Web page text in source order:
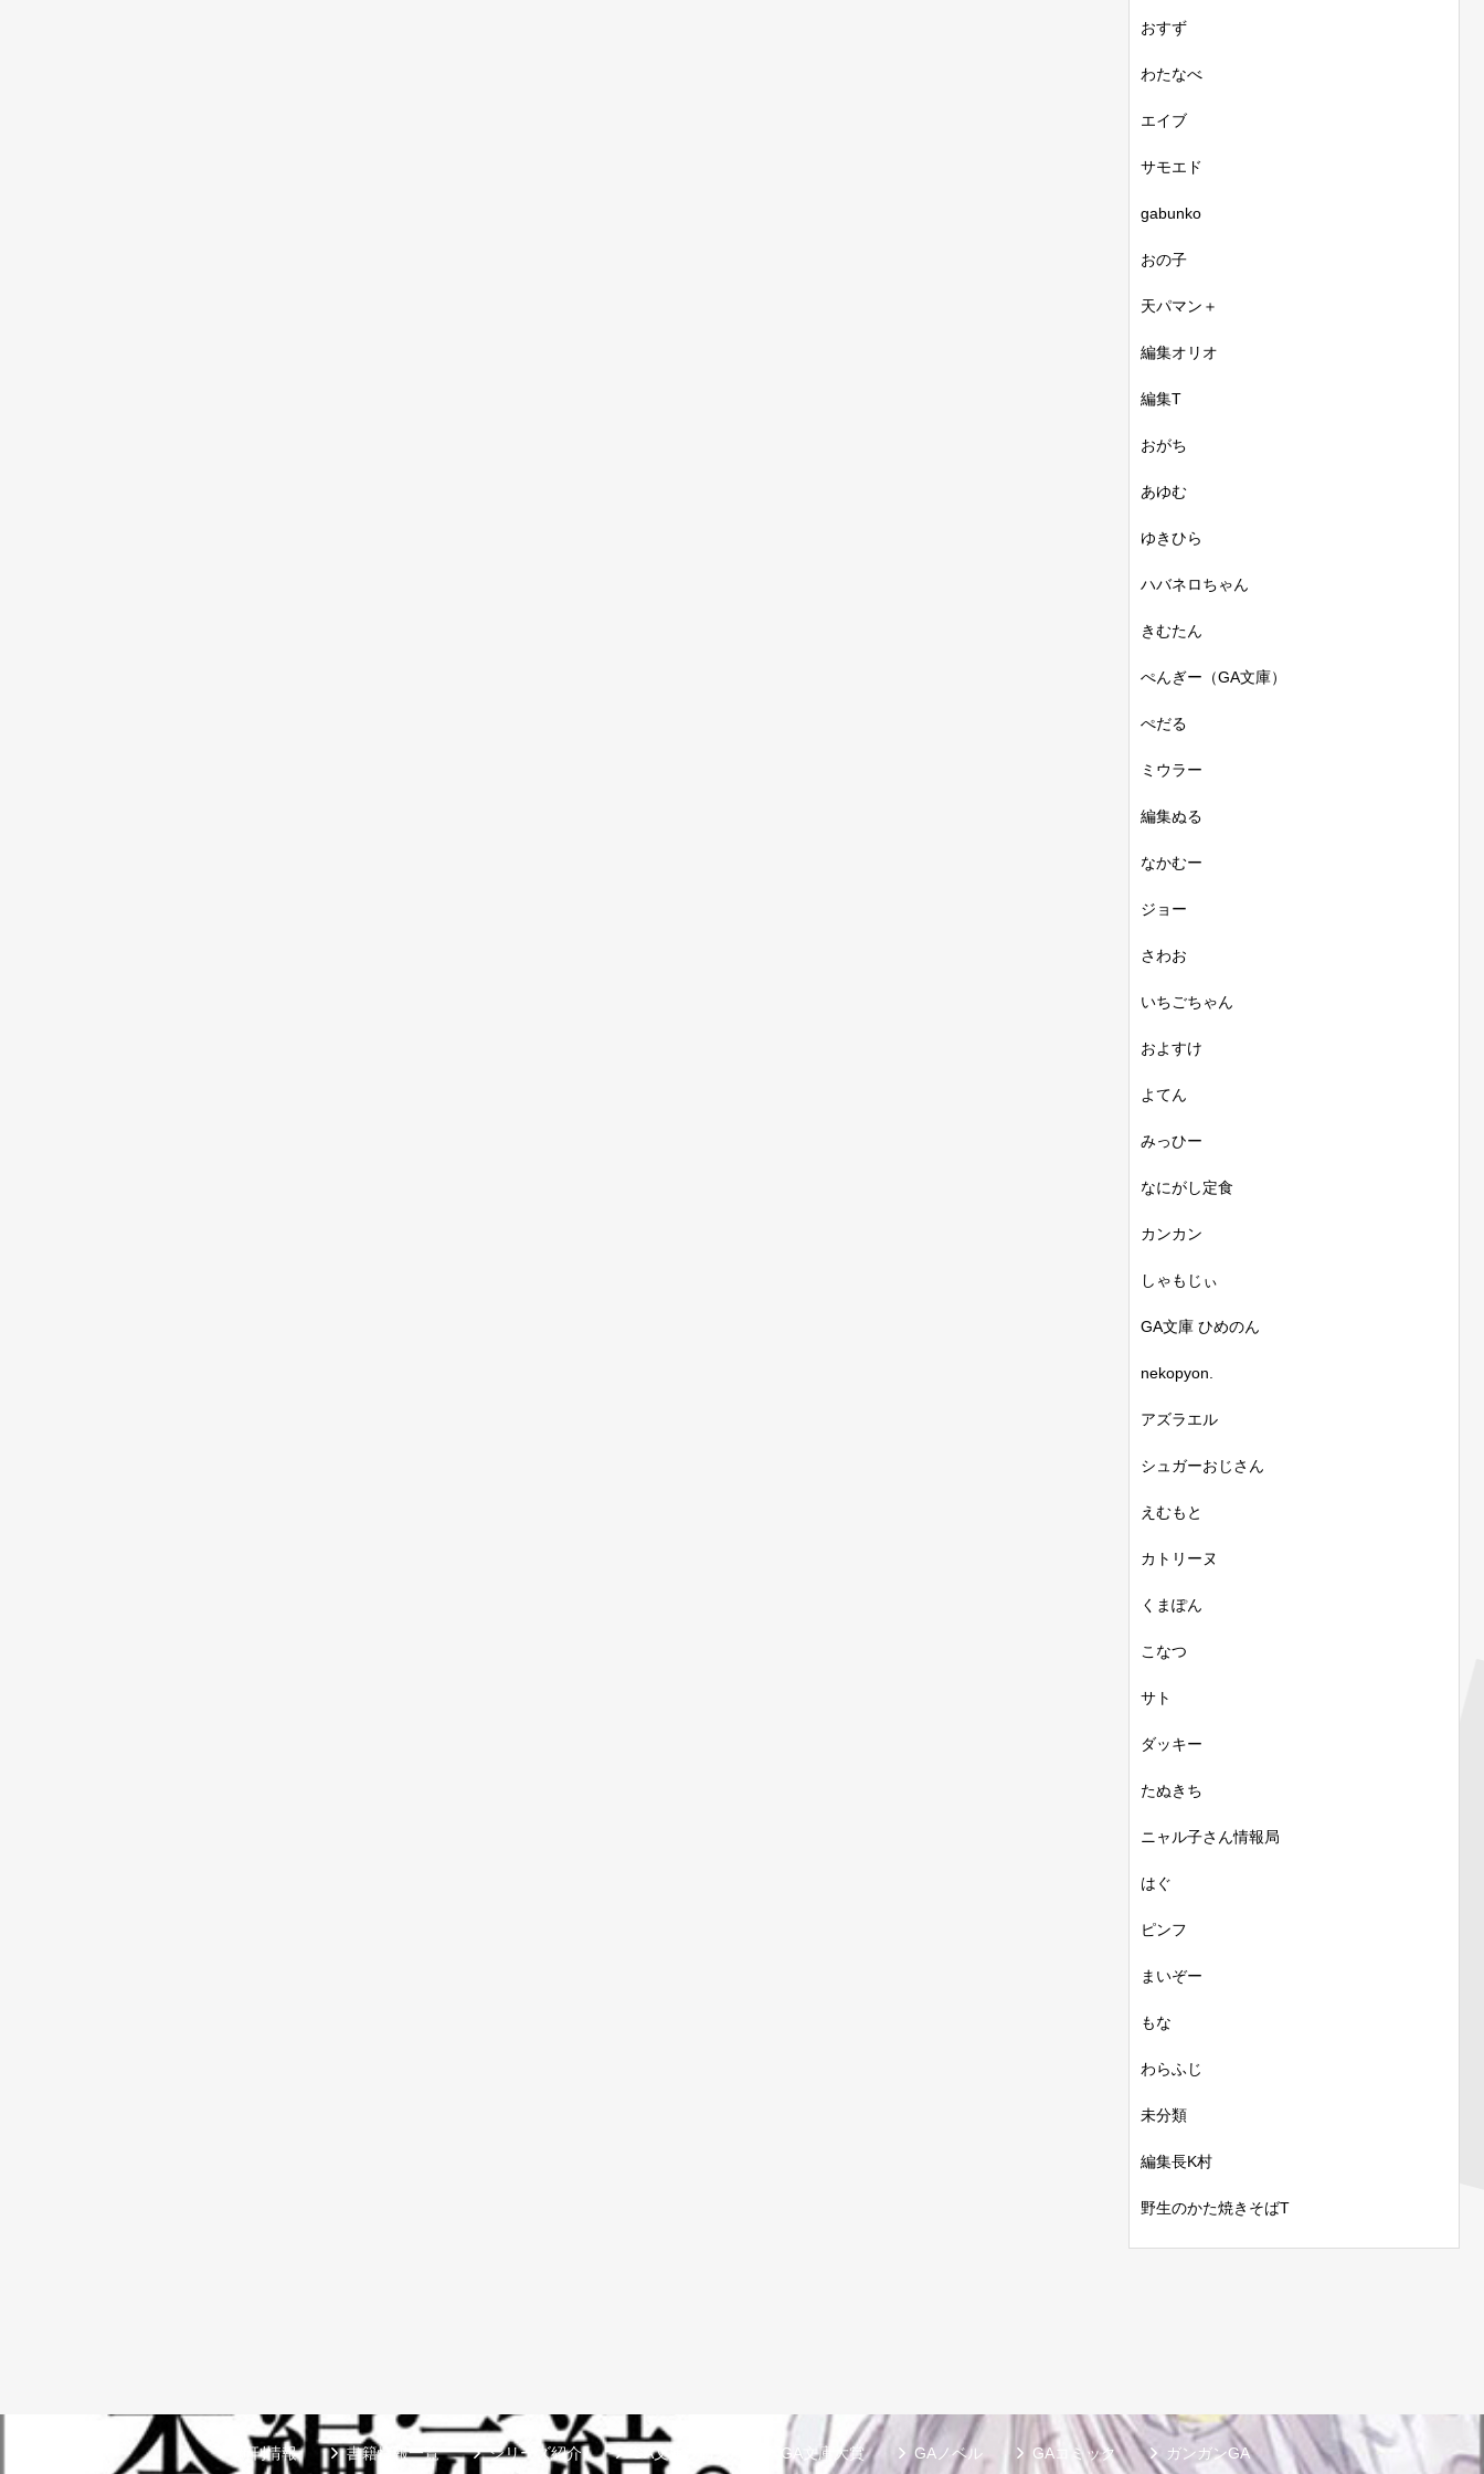
おすず
わたなべ
エイブ
サモエド
gabunko
おの子
天パマン＋
編集オリオ
編集T
おがち
あゆむ
ゆきひら
ハバネロちゃん
きむたん
ぺんぎー（GA文庫）
ぺだる
ミウラー
編集ぬる
なかむー
ジョー
さわお
いちごちゃん
およすけ
よてん
みっひー
なにがし定食
カンカン
しゃもじぃ
GA文庫 ひめのん
nekopyon.
アズラエル
シュガーおじさん
えむもと
カトリーヌ
くまぽん
こなつ
サト
ダッキー
たぬきち
ニャル子さん情報局
はぐ
ピンフ
まいぞー
もな
わらふじ
未分類
編集長K村
野生のかた焼きそばT
新刊情報 書籍情報一覧 シリーズ紹介 GA文庫ブログ GA文庫大賞 GAノベル GAコミック ガンガンGA